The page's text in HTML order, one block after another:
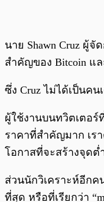
นาย Shawn Cruz ผู้
สำคัญของ Bitcoin แ
ซึ่ง Cruz ไม่ได้เป็นค
ผู้ใช้งานบนทวิตเตอร์
ราคาที่สำคัญมาก เร
โอกาสที่จะสร้างจุดต่
ส่วนนักวิเคราะห์อีกค
ที่สุด หรือที่เรียกว่า